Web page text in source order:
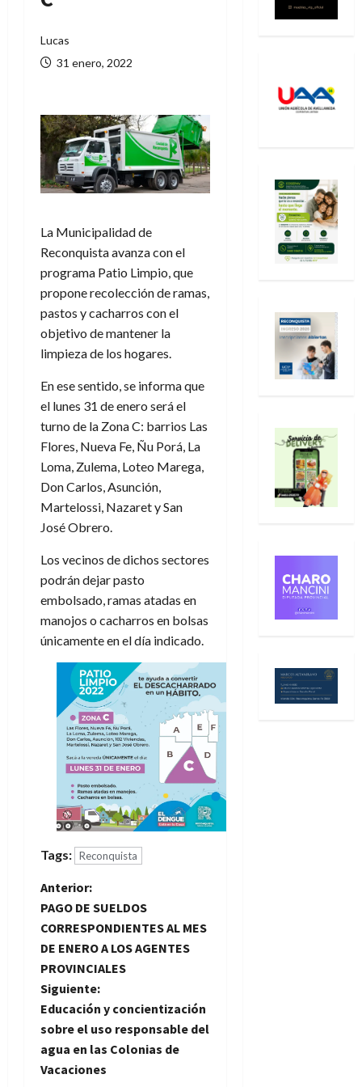
Lucas
31 enero, 2022
La Municipalidad de
Reconquista avanza con el
programa Patio Limpio, que
propone recolección de ramas,
pastos y cacharros con el
objetivo de mantener la
limpieza de los hogares.
En ese sentido, se informa que
el lunes 31 de enero será el
turno de la Zona C: barrios Las
Flores, Nueva Fe, Ñu Porá, La
Loma, Zulema, Loteo Marega,
Don Carlos, Asunción,
Martelossi, Nazaret y San
José Obrero.
Los vecinos de dichos sectores
podrán dejar pasto
embolsado, ramas atadas en
manojos o cacharros en bolsas
únicamente en el día indicado.
Tags: Reconquista
N
a
v
e
g
a
Anterior:
PAGO DE SUELDOS
CORRESPONDIENTES AL MES
DE ENERO A LOS AGENTES
PROVINCIALES
Siguiente:
Educación y concientización
sobre el uso responsable del
agua en las Colonias de
Vacaciones